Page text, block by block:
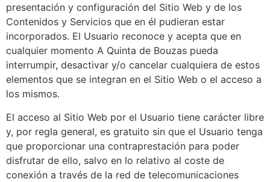
presentación y configuración del Sitio Web y de los
Contenidos y Servicios que en él pudieran estar
incorporados. El Usuario reconoce y acepta que en
cualquier momento A Quinta de Bouzas pueda
interrumpir, desactivar y/o cancelar cualquiera de estos
elementos que se integran en el Sitio Web o el acceso a
los mismos.
El acceso al Sitio Web por el Usuario tiene carácter libre
y, por regla general, es gratuito sin que el Usuario tenga
que proporcionar una contraprestación para poder
disfrutar de ello, salvo en lo relativo al coste de
conexión a través de la red de telecomunicaciones